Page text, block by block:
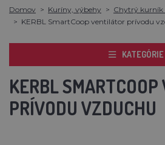
Domov Kuríny, výbehy
Chytrý kurník
KERBL SmartCoop ventilátor prívodu
KATEGÓRIE
KERBL
PRÍVODU VZDUCHU